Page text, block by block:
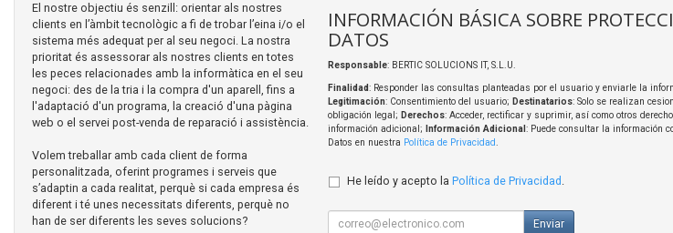
El nostre objectiu és senzill: orientar als nostres
clients en l’àmbit tecnològic a fi de trobar l’eina i/o el
sistema més adequat per al seu negoci. La nostra
prioritat és assessorar als nostres clients en totes
les peces relacionades amb la informàtica en el seu
negoci: des de la tria i la compra d'un aparell, fins a
l'adaptació d'un programa, la creació d'una pàgina
web o el servei post-venda de reparació i assistència.
Volem treballar amb cada client de forma
personalitzada, oferint programes i serveis que
s’adaptin a cada realitat, perquè si cada empresa és
diferent i té unes necessitats diferents, perquè no
han de ser diferents les seves solucions?
INFORMACIÓN BÁSICA SOBRE
DATOS
Responsable: BERTIC SOLUCIONS IT, S.L.U.
Finalidad: Responder las consultas planteadas por el usuario y enviarle la
Legitimación: Consentimiento del usuario; Destinatarios: Solo se realizan
obligación legal; Derechos: Acceder, rectificar y suprimir, así como otros
información adicional;
Información Adicional : Puede consultar la información
Datos en nuestra Política de Privacidad
He leído y acepto la Política de Privacidad .
Enviar